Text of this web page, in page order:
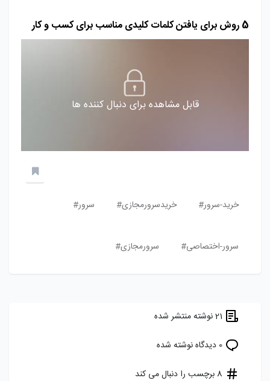
5 روش برای یافتن کلمات کلیدی مناسب برای کسب و کار
قابل مشاهده برای دنبال کننده ها
خرید-سرور# خریدسرورمجازی# سرور#
سرور-اختصاصی# سرورمجازی#